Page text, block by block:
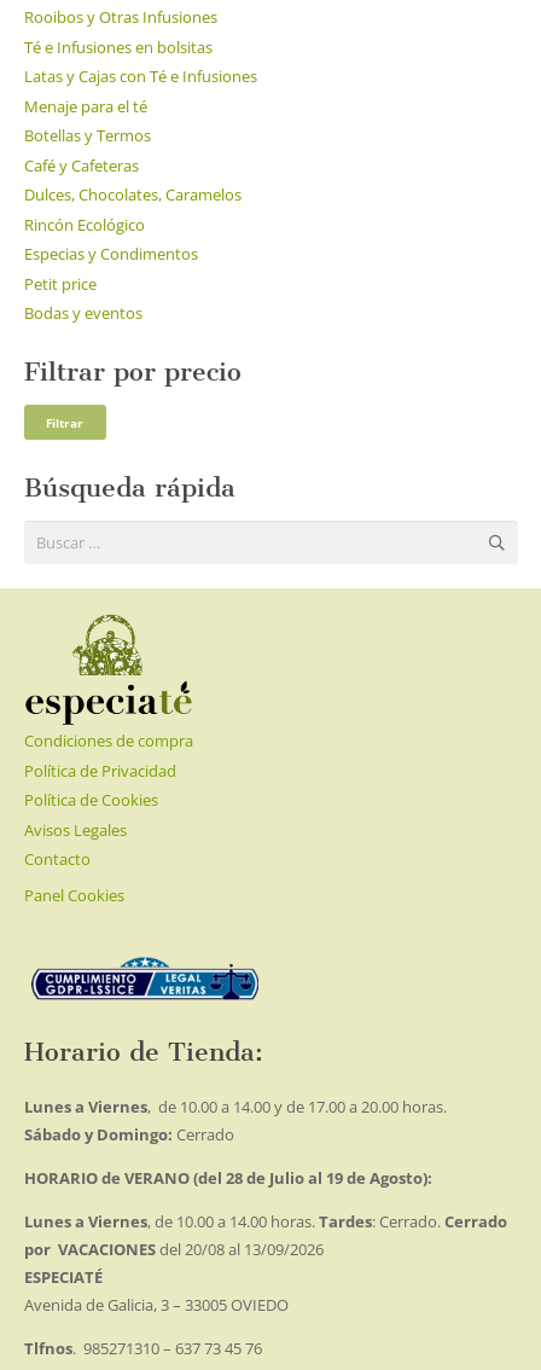
Rooibos y Otras Infusiones
Té e Infusiones en bolsitas
Latas y Cajas con Té e Infusiones
Menaje para el té
Botellas y Termos
Café y Cafeteras
Dulces, Chocolates, Caramelos
Rincón Ecológico
Especias y Condimentos
Petit price
Bodas y eventos
Filtrar por precio
Filtrar
Búsqueda rápida
Buscar:
Condiciones de compra
Política de Privacidad
Política de Cookies
Avisos Legales
Contacto
Panel Cookies
Horario de Tienda:
Lunes a Viernes, de 10.00 a 14.00 y de 17.00 a 20.00 horas.
Sábado y Domingo: Cerrado
HORARIO de VERANO (del 28 de Julio al 19 de Agosto):
Lunes a Viernes, de 10.00 a 14.00 horas.Tardes: Cerrado.Cerrado
por VACACIONESdel 20/08 al 13/09/2026
ESPECIATÉ
Avenida de Galicia, 3 – 33005 OVIEDO
Tlfnos. 985271310 – 637 73 45 76